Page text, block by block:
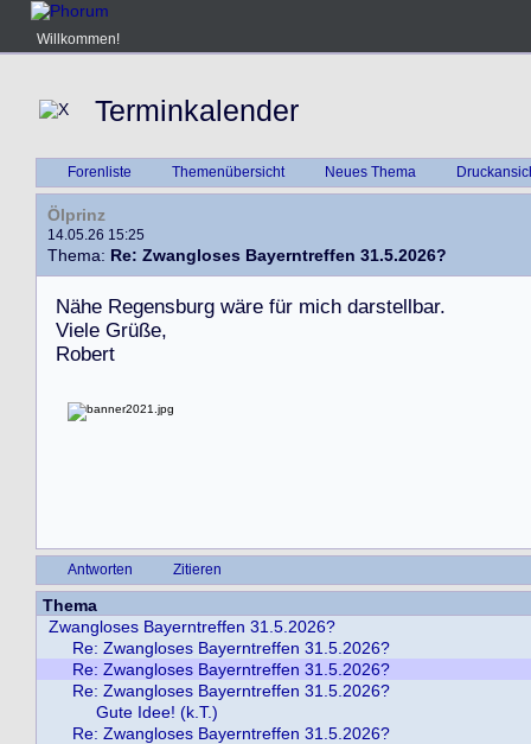
Willkommen!
Terminkalender
Forenliste Themenübersicht Neues Thema
Ölprinz
14.05.26 15:25
Thema: Re: Zwangloses Bayerntreffen 31.5.2026?
Nähe Regensburg wäre für mich darstellbar.
Viele Grüße,
Robert
Antworten Zitieren
Thema
Zwangloses Bayerntreffen 31.5.2026?
Re: Zwangloses Bayerntreffen 31.5.2026?
Re: Zwangloses Bayerntreffen 31.5.2026?
Re: Zwangloses Bayerntreffen 31.5.2026?
Gute Idee! (k.T.)
Re: Zwangloses Bayerntreffen 31.5.2026?